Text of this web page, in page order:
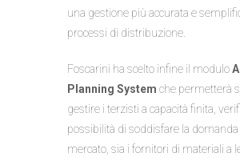
una gestione più accurata e
processi di distribuzione.
Foscarini ha scelto infine il modulo
Planning System che permetterà
gestire i terzisti a capacità finita,
possibilità di soddisfare la domanda
mercato, sia i fornitori di materiali a